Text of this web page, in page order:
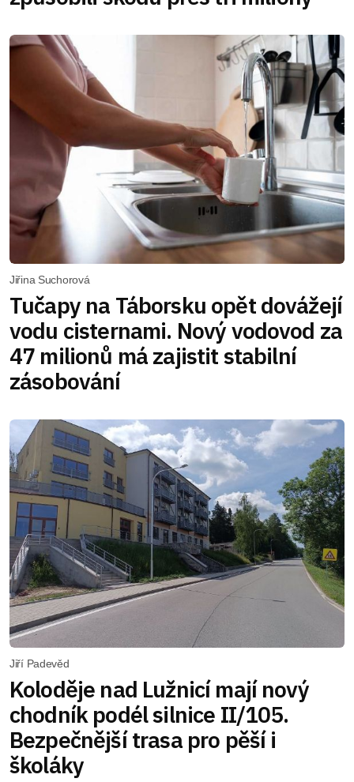
Jiřina Suchorová
Tučapy na Táborsku opět dovážejí
vodu cisternami. Nový vodovod za
47 milionů má zajistit stabilní
zásobování
Jiří Padevěd
Koloděje nad Lužnicí mají nový
chodník podél silnice II/105.
Bezpečnější trasa pro pěší i
školáky